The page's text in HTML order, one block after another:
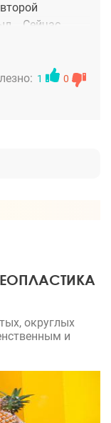
. Сейчас
никаких
1 0
округлых
и